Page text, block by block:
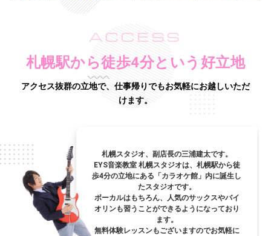
ACCESS
札幌駅から徒歩4分という好立地
アクセス抜群の立地で、仕事帰りでもお気軽にお越しいただ
けます。
札幌スタジオ、副店長の三浦建太です。
EYS音楽教室 札幌スタジオは、札幌駅から徒
歩4分の立地にある「カラオケ館」内に誕生し
たスタジオです。
ボーカルはもちろん、人気のサックスやバイ
オリンも習うことができるようになっており
ます。
無料体験レッスンもございますのでお気軽に